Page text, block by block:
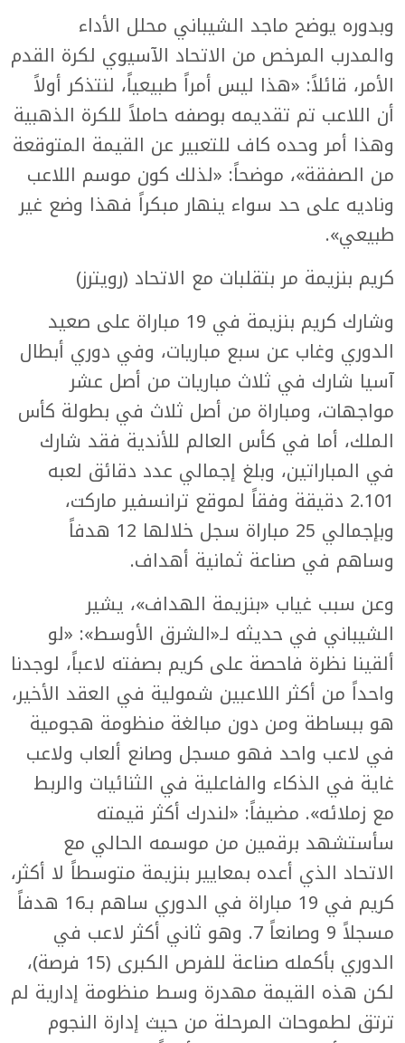
وبدوره يوضح ماجد الشيباني محلل الأداء
والمدرب المرخص من الاتحاد الآسيوي لكرة القدم
الأمر، قائلاً: «هذا ليس أمراً طبيعياً، لنتذكر أولاً
أن اللاعب تم تقديمه بوصفه حاملاً للكرة الذهبية
وهذا أمر وحده كاف للتعبير عن القيمة المتوقعة
من الصفقة»، موضحاً: «لذلك كون موسم اللاعب
وناديه على حد سواء ينهار مبكراً فهذا وضع غير
طبيعي».
كريم بنزيمة مر بتقلبات مع الاتحاد (رويترز)
وشارك كريم بنزيمة في 19 مباراة على صعيد
الدوري وغاب عن سبع مباريات، وفي دوري أبطال
آسيا شارك في ثلاث مباريات من أصل عشر
مواجهات، ومباراة من أصل ثلاث في بطولة كأس
الملك، أما في كأس العالم للأندية فقد شارك
في المباراتين، وبلغ إجمالي عدد دقائق لعبه
2.101 دقيقة وفقاً لموقع ترانسفير ماركت،
وبإجمالي 25 مباراة سجل خلالها 12 هدفاً
وساهم في صناعة ثمانية أهداف.
وعن سبب غياب «بنزيمة الهداف»، يشير
الشيباني في حديثه لـ«الشرق الأوسط»: «لو
ألقينا نظرة فاحصة على كريم بصفته لاعباً، لوجدنا
واحداً من أكثر اللاعبين شمولية في العقد الأخير،
هو ببساطة ومن دون مبالغة منظومة هجومية
في لاعب واحد فهو مسجل وصانع ألعاب ولاعب
غاية في الذكاء والفاعلية في الثنائيات والربط
مع زملائه». مضيفاً: «لندرك أكثر قيمته
سأستشهد برقمين من موسمه الحالي مع
الاتحاد الذي أعده بمعايير بنزيمة متوسطاً لا أكثر،
كريم في 19 مباراة في الدوري ساهم بـ16 هدفاً
مسجلاً 9 وصانعاً 7. وهو ثاني أكثر لاعب في
الدوري بأكمله صناعة للفرص الكبرى (15 فرصة)،
لكن هذه القيمة مهدرة وسط منظومة إدارية لم
ترتق لطموحات المرحلة من حيث إدارة النجوم